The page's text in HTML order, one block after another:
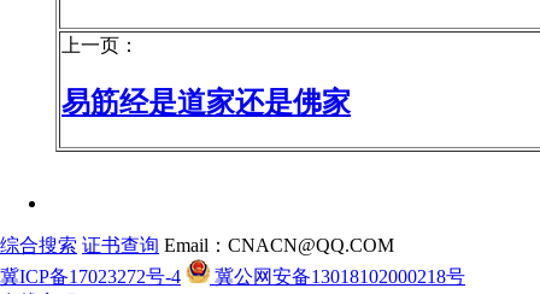
上一页：
易筋经是道家还是佛家
综合搜索 证书查询 Email：CNACN@QQ.COM
冀ICP备17023272号-4
冀公网安备13018102000218号